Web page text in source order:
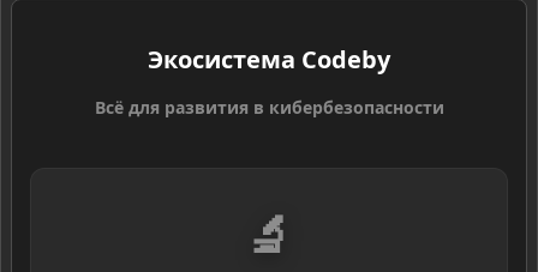
Экосистема Codeby
Всё для развития в кибербезопасности
🔬